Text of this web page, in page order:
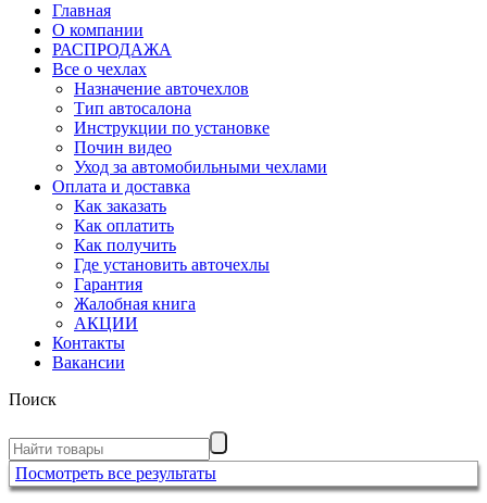
Главная
О компании
РАСПРОДАЖА
Все о чехлах
Назначение авточехлов
Тип автосалона
Инструкции по установке
Почин видео
Уход за автомобильными чехлами
Оплата и доставка
Как заказать
Как оплатить
Как получить
Где установить авточехлы
Гарантия
Жалобная книга
АКЦИИ
Контакты
Вакансии
Поиск
Посмотреть все результаты